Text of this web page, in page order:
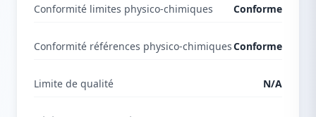
Conformité limites physico-chimiques Conforme
Conformité références physico-chimiquesConforme
Limite de qualité N/A